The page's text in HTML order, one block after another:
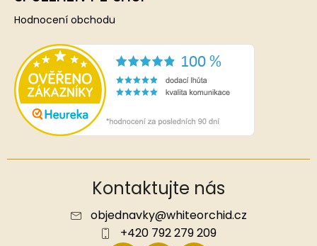
Hodnocení obchodu
Kontaktujte nás
objednavky@whiteorchid.cz
+420 792 279 209